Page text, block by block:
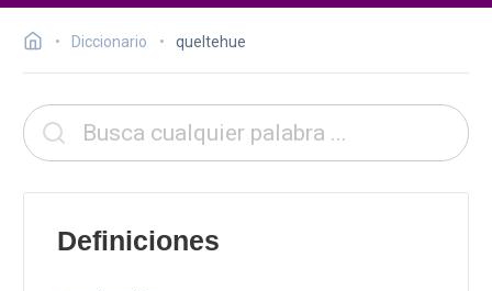
Diccionario queltehue
Definiciones